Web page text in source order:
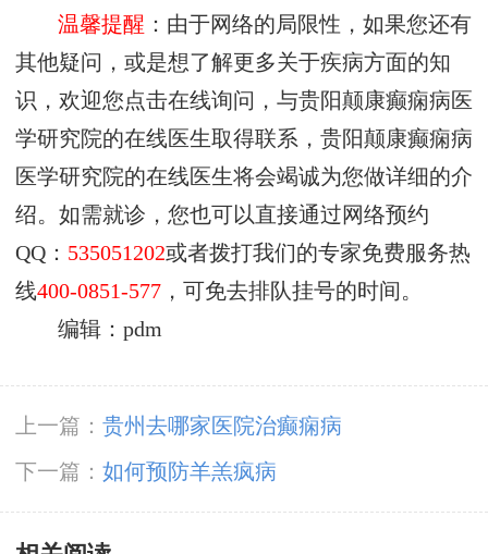
温馨提醒 ：由于网络的局限性，如果您还有
其他疑问，或是想了解更多关于疾病方面的知
识，欢迎您点击在线询问，与贵阳颠康癫痫病医
学研究院的在线医生取得联系，贵阳颠康癫痫病
医学研究院的在线医生将会竭诚为您做详细的介
绍。如需就诊，您也可以直接通过网络预约
QQ： 535051202或者拨打我们的专家免费服务热
线400-0851-577 ，可免去排队挂号的时间。
编辑：pdm
上一篇： 贵州去哪家医院治癫痫病
下一篇： 如何预防羊羔疯病